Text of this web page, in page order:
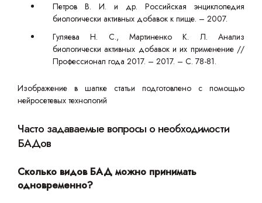
Петров В. И. и др. Российская энциклопедия
биологически активных добавок к пище. – 2007.
Гуляева Н. С., Мартиненко К. Л. Анализ
биологически активных добавок и их применение //
Профессионал года 2017. – 2017. – С. 78-81.
Изображение в шапке статьи подготовлено с помощью
нейросетевых технологий
Часто задаваемые вопросы о необходимости
БАДов
Сколько видов БАД можно принимать
одновременно?